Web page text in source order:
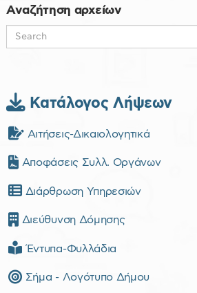
Αναζήτηση αρχείων
Κατάλογος Λήψεων
Αιτήσεις-Δικαιολογητικά
Αποφάσεις Συλλ. Οργάνων
Διάρθρωση Υπηρεσιών
Διεύθυνση Δόμησης
Έντυπα-Φυλλάδια
Σήμα - Λογότυπο Δήμου